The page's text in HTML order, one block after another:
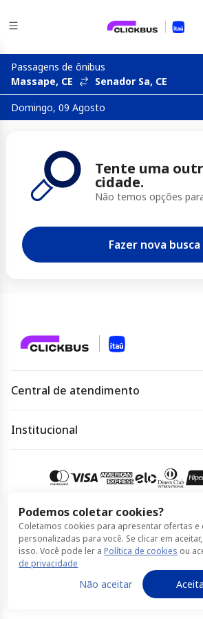
Passagens de ônibus
Massape, CE
Senador Sa, CE
Domingo, 09 Agosto
Tente uma
cidade.
Não temos opções
Fazer nova busca
Podemos coletar cookies?
Coletamos cookies para apresentar ofertas e
personalizadas para você. Se clicar em
isso. Você pode ler aPolítica de cookies ou
de privacidade
Não aceitar
Central de atendimento
Sábado, domingo e feriado das 09h às
atendimento
Institucional
Regulamento de ofertas
Política de Cookies
Termos de Uso
Compra 100% segura
© Itaú feito por ClickBus 2026
Política de